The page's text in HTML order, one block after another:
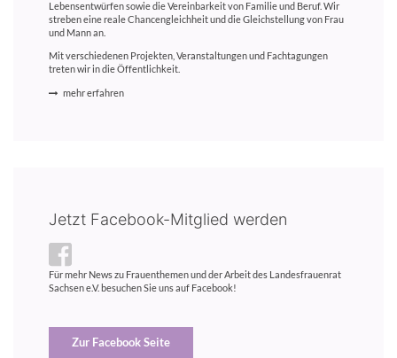
Lebensentwürfen sowie die Vereinbarkeit von Familie und Beruf. Wir
streben eine reale Chancengleichheit und die Gleichstellung von Frau
und Mann an.
Mit verschiedenen Projekten, Veranstaltungen und Fachtagungen
treten wir in die Öffentlichkeit.
mehr erfahren
Jetzt Facebook-Mitglied werden
Für mehr News zu Frauenthemen und der Arbeit des Landesfrauenrat
Sachsen e.V. besuchen Sie uns auf Facebook!
Zur Facebook Seite